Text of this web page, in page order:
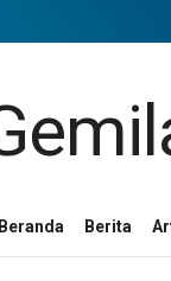
Beranda Berita